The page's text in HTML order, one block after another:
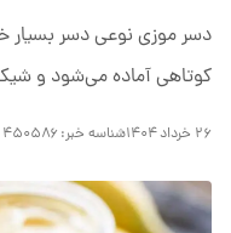
دسر موزی نوعی دسر
کوتاهی آماده می‌شود و
۲۶ خرداد ۱۴۰۴ شناسه خبر: ۴۵۰۵۸۶